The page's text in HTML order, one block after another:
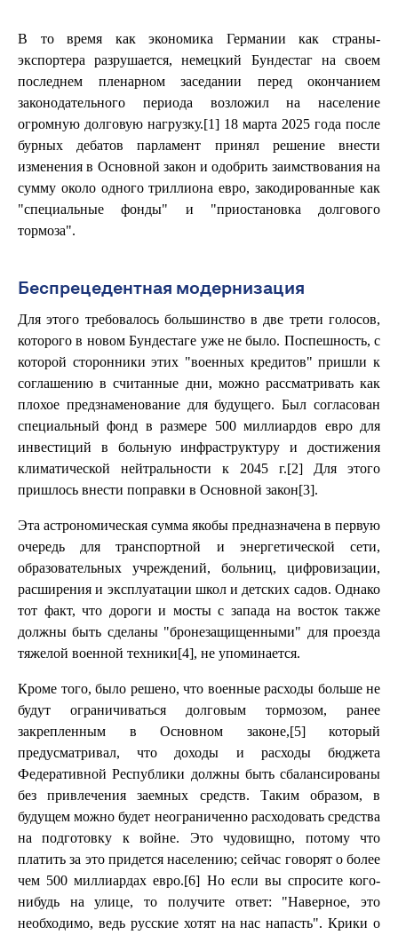
В то время как экономика Германии как страны-
экспортера разрушается, немецкий Бундестаг на своем
последнем пленарном заседании перед окончанием
законодательного периода возложил на население
огромную долговую нагрузку.[1] 18 марта 2025 года после
бурных дебатов парламент принял решение внести
изменения в Основной закон и одобрить заимствования на
сумму около одного триллиона евро, закодированные как
"специальные фонды" и "приостановка долгового
тормоза".
Беспрецедентная модернизация
Для этого требовалось большинство в две трети голосов,
которого в новом Бундестаге уже не было. Поспешность, с
которой сторонники этих "военных кредитов" пришли к
соглашению в считанные дни, можно рассматривать как
плохое предзнаменование для будущего. Был согласован
специальный фонд в размере 500 миллиардов евро для
инвестиций в больную инфраструктуру и достижения
климатической нейтральности к 2045 г.[2] Для этого
пришлось внести поправки в Основной закон[3].
Эта астрономическая сумма якобы предназначена в первую
очередь для транспортной и энергетической сети,
образовательных учреждений, больниц, цифровизации,
расширения и эксплуатации школ и детских садов. Однако
тот факт, что дороги и мосты с запада на восток также
должны быть сделаны "бронезащищенными" для проезда
тяжелой военной техники[4], не упоминается.
Кроме того, было решено, что военные расходы больше не
будут ограничиваться долговым тормозом, ранее
закрепленным в Основном законе,[5] который
предусматривал, что доходы и расходы бюджета
Федеративной Республики должны быть сбалансированы
без привлечения заемных средств. Таким образом, в
будущем можно будет неограниченно расходовать средства
на подготовку к войне. Это чудовищно, потому что
платить за это придется населению; сейчас говорят о более
чем 500 миллиардах евро.[6] Но если вы спросите кого-
нибудь на улице, то получите ответ: "Наверное, это
необходимо, ведь русские хотят на нас напасть". Крики о